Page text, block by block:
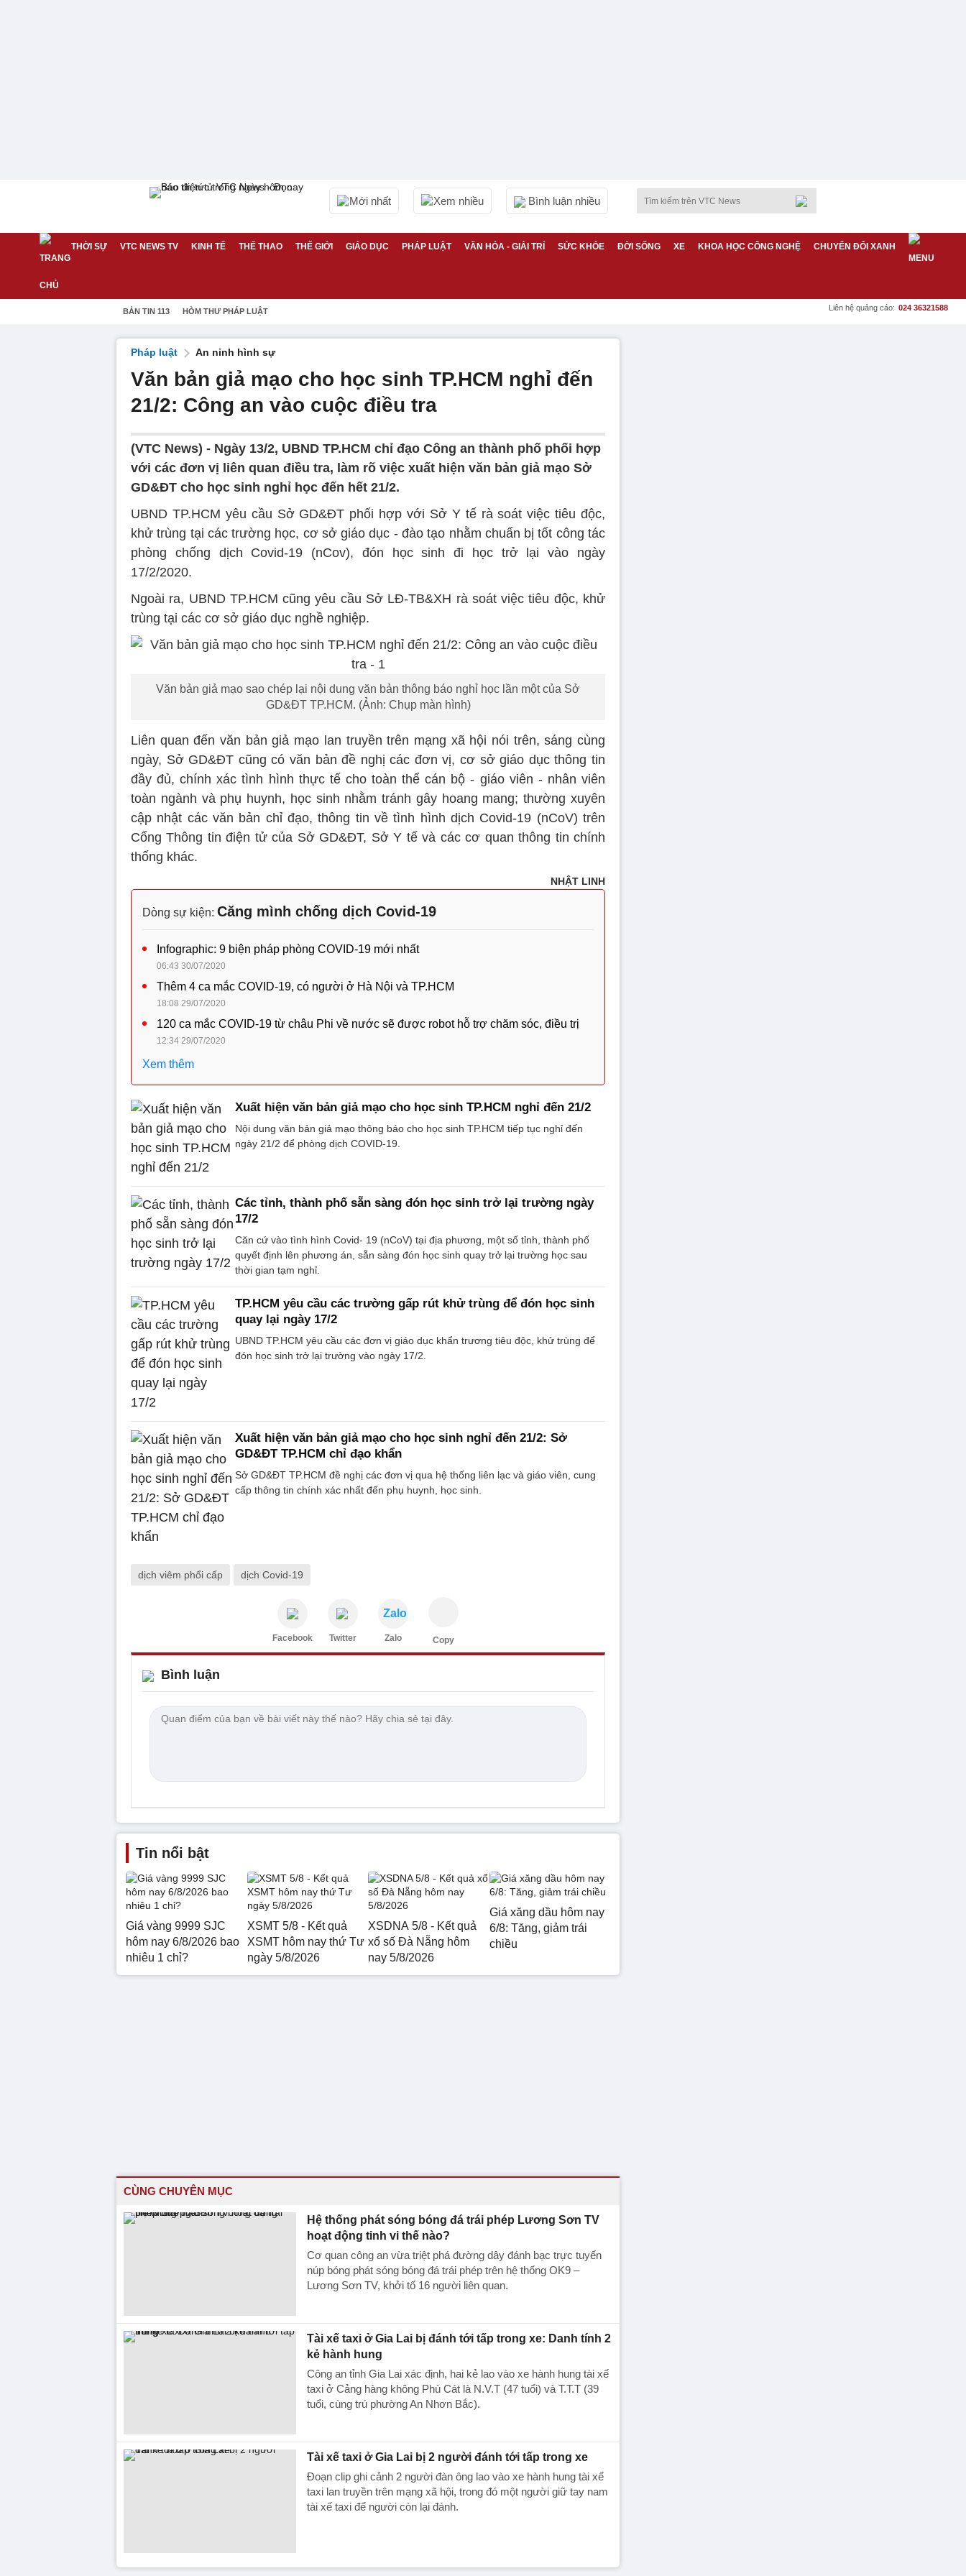
Mới nhất Xem nhiều Bình luận nhiều
THỜI SỰ VTC NEWS TV KINH TẾ THỂ THAO THẾ GIỚI GIÁO DỤC PHÁP LUẬT VĂN HÓA - GIẢI TRÍ SỨC KHỎE ĐỜI SỐNG XE KHOA HỌC CÔNG NGHỆ CHUYỂN ĐỔI XANH
BẢN TIN 113 HÒM THƯ PHÁP LUẬT Liên hệ quảng cáo: 024 36321588
Pháp luật An ninh hình sự
Văn bản giả mạo cho học sinh TP.HCM nghỉ đến
21/2: Công an vào cuộc điều tra
(VTC News) - Ngày 13/2, UBND TP.HCM chỉ đạo Công an thành phố phối hợp
với các đơn vị liên quan điều tra, làm rõ việc xuất hiện văn bản giả mạo Sở
GD&ĐT cho học sinh nghỉ học đến hết 21/2.
UBND TP.HCM yêu cầu Sở GD&ĐT phối hợp với Sở Y tế rà soát việc tiêu độc,
khử trùng tại các trường học, cơ sở giáo dục - đào tạo nhằm chuẩn bị tốt công tác
phòng chống dịch Covid-19 (nCov), đón học sinh đi học trở lại vào ngày
17/2/2020.
Ngoài ra, UBND TP.HCM cũng yêu cầu Sở LĐ-TB&XH rà soát việc tiêu độc, khử
trùng tại các cơ sở giáo dục nghề nghiệp.
Văn bản giả mạo sao chép lại nội dung văn bản thông báo nghỉ học lần một của Sở
GD&ĐT TP.HCM. (Ảnh: Chụp màn hình)
Liên quan đến văn bản giả mạo lan truyền trên mạng xã hội nói trên, sáng cùng
ngày, Sở GD&ĐT cũng có văn bản đề nghị các đơn vị, cơ sở giáo dục thông tin
đầy đủ, chính xác tình hình thực tế cho toàn thể cán bộ - giáo viên - nhân viên
toàn ngành và phụ huynh, học sinh nhằm tránh gây hoang mang; thường xuyên
cập nhật các văn bản chỉ đạo, thông tin về tình hình dịch Covid-19 (nCoV) trên
Cổng Thông tin điện tử của Sở GD&ĐT, Sở Y tế và các cơ quan thông tin chính
thống khác.
NHẬT LINH
Dòng sự kiện: Căng mình chống dịch Covid-19
Infographic: 9 biện pháp phòng COVID-19 mới nhất
06:43 30/07/2020
Thêm 4 ca mắc COVID-19, có người ở Hà Nội và TP.HCM
18:08 29/07/2020
120 ca mắc COVID-19 từ châu Phi về nước sẽ được robot hỗ trợ chăm sóc, điều trị
12:34 29/07/2020
Xem thêm
Xuất hiện văn bản giả mạo cho học sinh TP.HCM nghỉ đến 21/2
Nội dung văn bản giả mạo thông báo cho học sinh TP.HCM tiếp tục nghỉ đến
ngày 21/2 để phòng dịch COVID-19.
Các tỉnh, thành phố sẵn sàng đón học sinh trở lại trường ngày
17/2
Căn cứ vào tình hình Covid- 19 (nCoV) tại địa phương, một số tỉnh, thành phố
quyết định lên phương án, sẵn sàng đón học sinh quay trở lại trường học sau
thời gian tạm nghỉ.
TP.HCM yêu cầu các trường gấp rút khử trùng để đón học sinh
quay lại ngày 17/2
UBND TP.HCM yêu cầu các đơn vị giáo dục khẩn trương tiêu độc, khử trùng để
đón học sinh trở lại trường vào ngày 17/2.
Xuất hiện văn bản giả mạo cho học sinh nghỉ đến 21/2: Sở
GD&ĐT TP.HCM chỉ đạo khẩn
Sở GD&ĐT TP.HCM đề nghị các đơn vị qua hệ thống liên lạc và giáo viên, cung
cấp thông tin chính xác nhất đến phụ huynh, học sinh.
dịch viêm phổi cấp dịch Covid-19
Facebook Twitter
Zalo
Zalo Copy
Bình luận
Tin nổi bật
Giá vàng 9999 SJC
hôm nay 6/8/2026 bao
nhiêu 1 chỉ?
XSMT 5/8 - Kết quả
XSMT hôm nay thứ Tư
ngày 5/8/2026
XSDNA 5/8 - Kết quả
xổ số Đà Nẵng hôm
nay 5/8/2026
Giá xăng dầu hôm nay
6/8: Tăng, giảm trái
chiều
CÙNG CHUYÊN MỤC
Hệ thống phát sóng bóng đá trái phép Lương Sơn TV
hoạt động tinh vi thế nào?
Cơ quan công an vừa triệt phá đường dây đánh bạc trực tuyến
núp bóng phát sóng bóng đá trái phép trên hệ thống OK9 –
Lương Sơn TV, khởi tố 16 người liên quan.
Tài xế taxi ở Gia Lai bị đánh tới tấp trong xe: Danh tính 2
kẻ hành hung
Công an tỉnh Gia Lai xác định, hai kẻ lao vào xe hành hung tài xế
taxi ở Cảng hàng không Phù Cát là N.V.T (47 tuổi) và T.T.T (39
tuổi, cùng trú phường An Nhơn Bắc).
Tài xế taxi ở Gia Lai bị 2 người đánh tới tấp trong xe
Đoạn clip ghi cảnh 2 người đàn ông lao vào xe hành hung tài xế
taxi lan truyền trên mạng xã hội, trong đó một người giữ tay nam
tài xế taxi để người còn lại đánh.